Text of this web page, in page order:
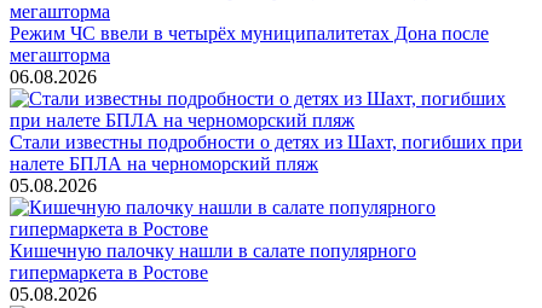
Режим ЧС ввели в четырёх муниципалитетах Дона после
мегашторма
06.08.2026
Стали известны подробности о детях из Шахт, погибших при
налете БПЛА на черноморский пляж
05.08.2026
Кишечную палочку нашли в салате популярного
гипермаркета в Ростове
05.08.2026